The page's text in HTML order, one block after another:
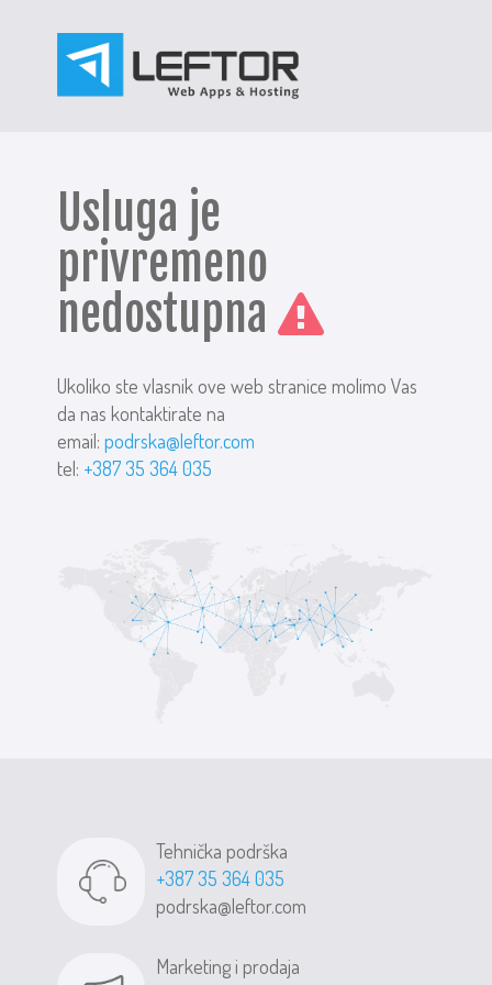
Usluga je
privremeno
nedostupna
Ukoliko ste vlasnik ove web stranice molimo Vas
da nas kontaktirate na
email:podrska@leftor.com
tel: +387 35 364 035
Tehnička podrška
+387 35 364 035
podrska@leftor.com
Marketing i prodaja